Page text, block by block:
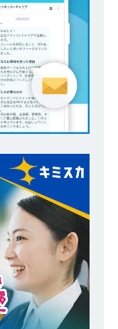
ト・マンションの管理を
上 ｜ 不動産業ではレア
完全休み ｜ スタンダー
イズグループ ｜ 明豊プ
積極採用企業
28卒 ｜ オープンカンパニ
｜ 文理不問 】 7期連続
の知識・スキルを身に
タ分析のエキスパート
題を解決 ｜ 土日祝完全
クスラボ
体育会積
卒 ｜ 東京勤務・転勤な
化した人材紹介サービ